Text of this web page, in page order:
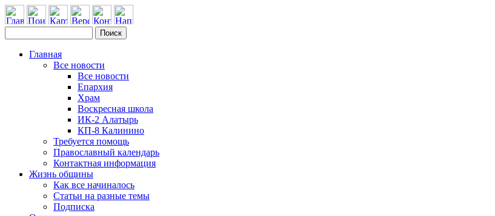
Главная
Все новости
Все новости
Епархия
Храм
Воскресная школа
ИК-2 Алатырь
КП-8 Калинино
Требуется помощь
Православный календарь
Контактная информация
Жизнь общины
Как все начиналось
Статьи на разные темы
Подписка